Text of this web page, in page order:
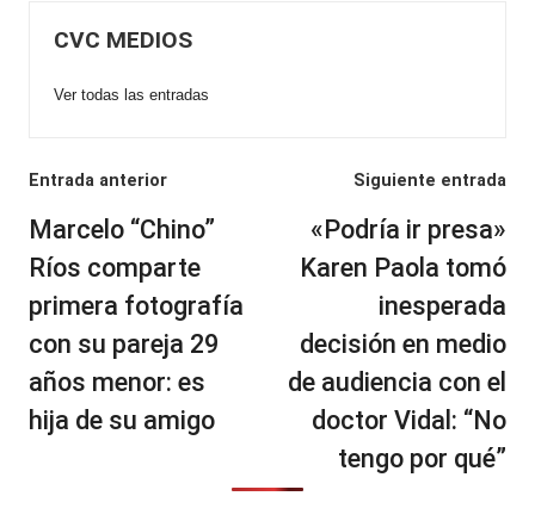
CVC MEDIOS
Ver todas las entradas
Navegación
de
entradas
Entrada anterior
Marcelo “Chino”
Ríos comparte
primera fotografía
con su pareja 29
años menor: es
hija de su amigo
Siguiente entrada
«Podría ir presa»
Karen Paola tomó
inesperada
decisión en medio
de audiencia con el
doctor Vidal: “No
tengo por qué”